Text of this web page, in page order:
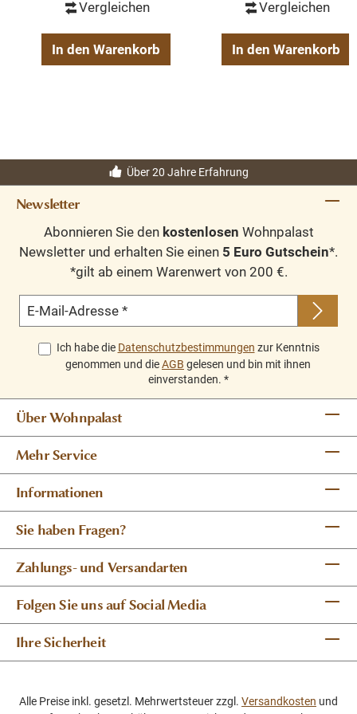
Vergleichen
In den Warenkorb
Vergleichen
In den Warenkorb
Über 20 Jahre Erfahrung
Newsletter
Abonnieren Sie den kostenlosen Wohnpalast
Newsletter und erhalten Sie einen 5 Euro Gutschein*.
*gilt ab einem Warenwert von 200 €.
E-Mail-Adresse *
Ich habe die Datenschutzbestimmungen zur Kenntnis
genommen und dieAGB gelesen und bin mit ihnen
einverstanden. *
Über Wohnpalast
Mehr Service
Informationen
Sie haben Fragen?
Zahlungs- und Versandarten
Folgen Sie uns auf Social Media
Ihre Sicherheit
Alle Preise inkl. gesetzl. Mehrwertsteuer zzgl. Versandkosten und